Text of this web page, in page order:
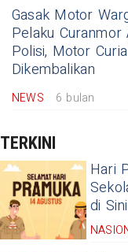
Gasak Motor
Pelaku
Polisi, Motor
Dikembalikan
NEWS 6 bulan
TERKINI
Hari
di Sini